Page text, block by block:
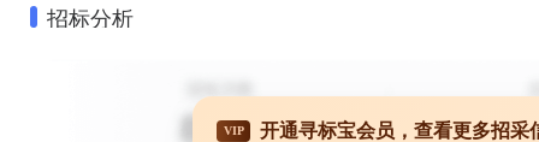
招标分析
VIP 开通寻标宝会员，查看更多招采